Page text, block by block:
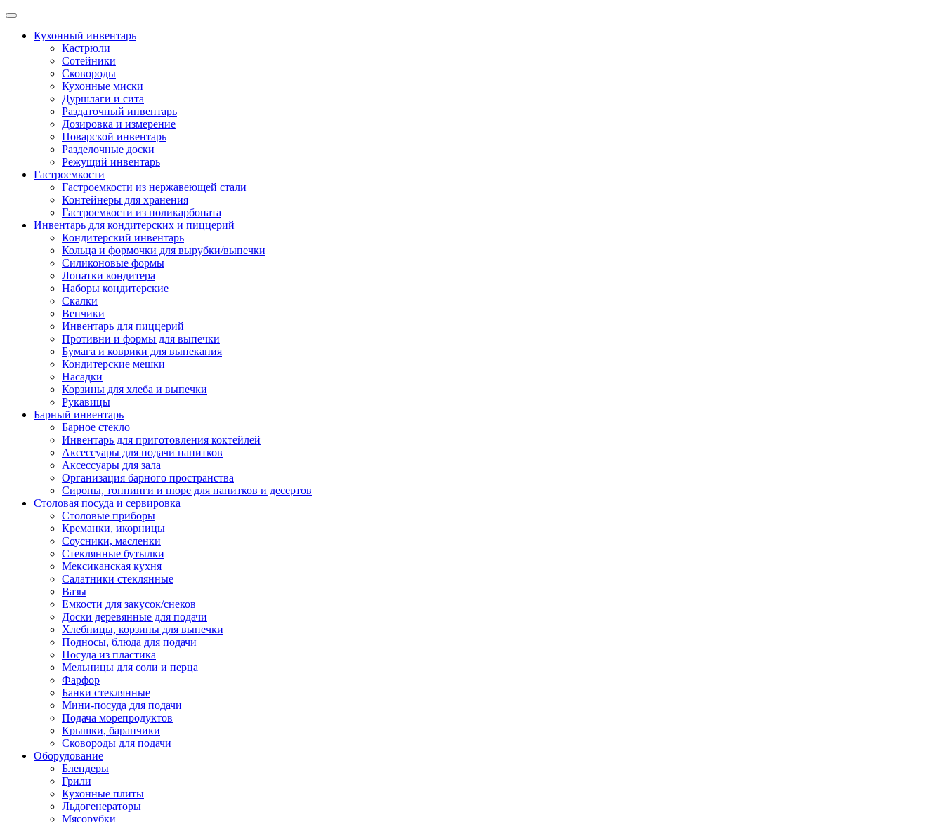
Skip
contentКухонный инвентарь
Кастрюли
Сотейники
Сковороды
Кухонные миски
Дуршлаги и сита
Раздаточный инвентарь
Дозировка и измерение
Поварской инвентарь
Разделочные доски
Режущий инвентарь
Гастроемкости
Гастроемкости из нержавеющей стали
Контейнеры для хранения
Гастроемкости из поликарбоната
Инвентарь для кондитерских и пиццерий
Кондитерский инвентарь
Кольца и формочки для вырубки/выпечки
Силиконовые формы
Лопатки кондитера
Наборы кондитерские
Скалки
Венчики
Инвентарь для пиццерий
Противни и формы для выпечки
Бумага и коврики для выпекания
Кондитерские мешки
Насадки
Корзины для хлеба и выпечки
Рукавицы
Барный инвентарь
Барное стекло
Инвентарь для приготовления коктейлей
Аксессуары для подачи напитков
Аксессуары для зала
Организация барного пространства
Сиропы, топпинги и пюре для напитков и десертов
Столовая посуда и сервировка
Столовые приборы
Креманки, икорницы
Соусники, масленки
Стеклянные бутылки
Мексиканская кухня
Салатники стеклянные
Вазы
Емкости для закусок/снеков
Доски деревянные для подачи
Хлебницы, корзины для выпечки
Подносы, блюда для подачи
Посуда из пластика
Мельницы для соли и перца
Фарфор
Банки стеклянные
Мини-посуда для подачи
Подача морепродуктов
Крышки, баранчики
Сковороды для подачи
Оборудование
Блендеры
Грили
Кухонные плиты
Льдогенераторы
Мясорубки